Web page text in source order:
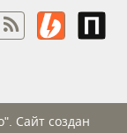
Сайт создан